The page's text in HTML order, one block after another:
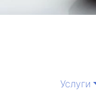
Услуги